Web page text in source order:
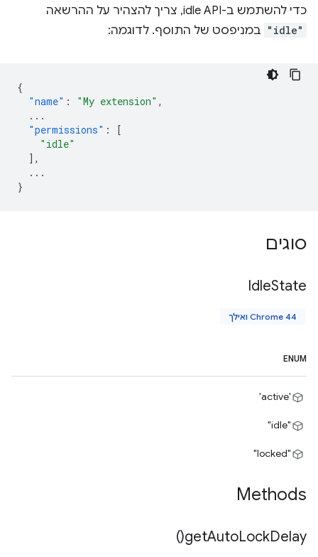
כדי להשתמש ב-idle API, צריך להצהיר על ההרשאה
"idle" במניפסט של התוסף. לדוגמה:
{
"name" : "My extension" ,
...
"permissions" :
[
"idle"
],
...
}
סוגים
IdleState
Chrome 44 ואילך
ENUM
'active'
"idle"
"locked"
Methods
getAutoLockDelay(
)